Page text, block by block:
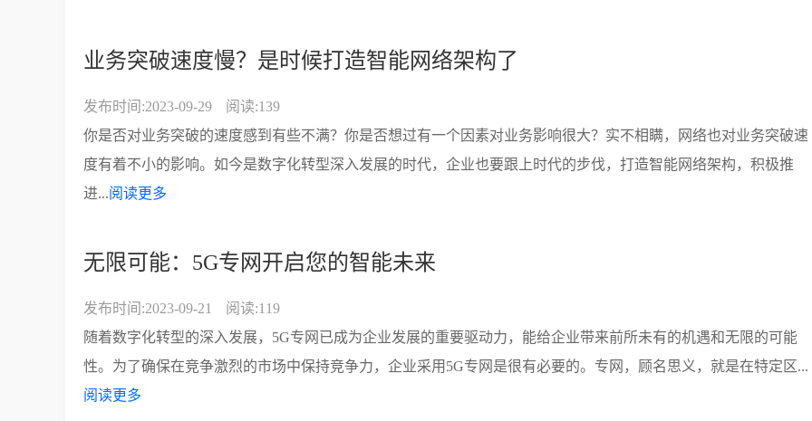
业务突破速度慢？是时候打造智能网络架构了
发布时间:2023-09-29
阅读:139
你是否对业务突破的速度感到有些不满？你是否想过有一个因素对业务影响很大？实不相瞒，网络也对业务突破速
度有着不小的影响。如今是数字化转型深入发展的时代，企业也要跟上时代的步伐，打造智能网络架构，积极推
进...阅读更多
无限可能：5G专网开启您的智能未来
发布时间:2023-09-21
阅读:119
随着数字化转型的深入发展，5G专网已成为企业发展的重要驱动力，能给企业带来前所未有的机遇和无限的可能
性。为了确保在竞争激烈的市场中保持竞争力，企业采用5G专网是很有必要的。专网，顾名思义，就是在特定区...
阅读更多